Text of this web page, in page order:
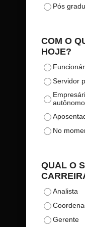
Pós
COM O
HOJE?
Servidor
autônomo
No
QUAL O
Analista
Gerente